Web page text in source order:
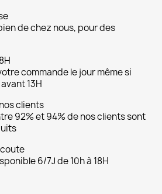
de chez nous, pour des
commande le jour même si
13H
clients
92% et 94% de nos clients sont
6/7J de 10h à 18H